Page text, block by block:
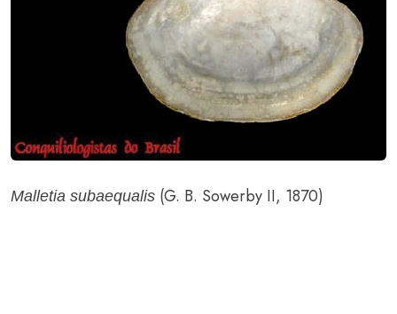
Malletia subaequalis (G. B. Sowerby II, 1870)